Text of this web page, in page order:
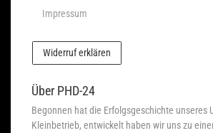
Impressum
Widerruf erklären
Über PHD-24
Begonnen hat die Erfolgsgeschichte unseres
Kleinbetrieb, entwickelt haben wir uns zu